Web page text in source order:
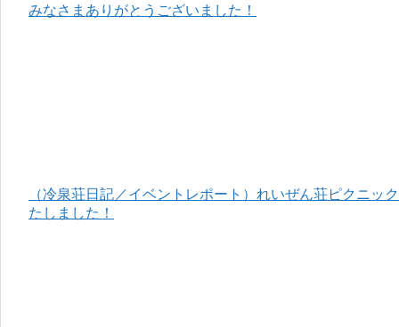
みなさまありがとうございました！
（冷泉荘日記／イベントレポート）れいぜん荘ピクニッ
たしました！